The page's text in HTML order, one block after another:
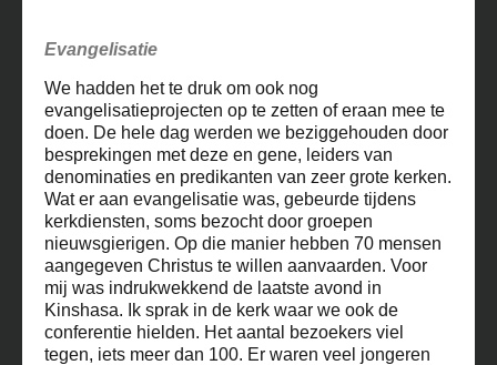
Evangelisatie
We hadden het te druk om ook nog
evangelisatieprojecten op te zetten of eraan mee te
doen. De hele dag werden we beziggehouden door
besprekingen met deze en gene, leiders van
denominaties en predikanten van zeer grote kerken.
Wat er aan evangelisatie was, gebeurde tijdens
kerkdiensten, soms bezocht door groepen
nieuwsgierigen. Op die manier hebben 70 mensen
aangegeven Christus te willen aanvaarden. Voor
mij was indrukwekkend de laatste avond in
Kinshasa. Ik sprak in de kerk waar we ook de
conferentie hielden. Het aantal bezoekers viel
tegen, iets meer dan 100. Er waren veel jongeren